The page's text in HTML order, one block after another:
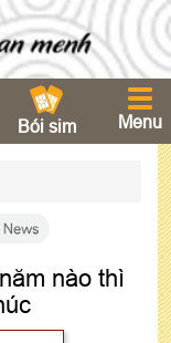
Bói sim Menu
nào thì